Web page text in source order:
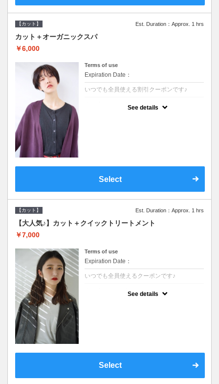
【カット】 Est. Duration：Approx. 1 hrs
カット＋オーガニックスパ
￥6,000
Terms of use
Expiration Date：
いつでも全員使える割引クーポンです♪
See details
Select
【カット】 Est. Duration：Approx. 1 hrs
【大人気♪】カット＋クイックトリートメント
￥7,000
Terms of use
Expiration Date：
いつでも全員使えるクーポンです♪
See details
Select